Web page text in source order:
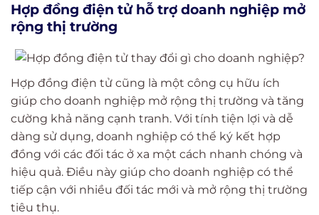
Hợp đồng điện tử hỗ trợ doanh nghiệp mở
rộng thị trường
Hợp đồng điện tử cũng là một công cụ hữu ích
giúp cho doanh nghiệp mở rộng thị trường và tăng
cường khả năng cạnh tranh. Với tính tiện lợi và dễ
dàng sử dụng, doanh nghiệp có thể ký kết hợp
đồng với các đối tác ở xa một cách nhanh chóng và
hiệu quả. Điều này giúp cho doanh nghiệp có thể
tiếp cận với nhiều đối tác mới và mở rộng thị trường
tiêu thụ.